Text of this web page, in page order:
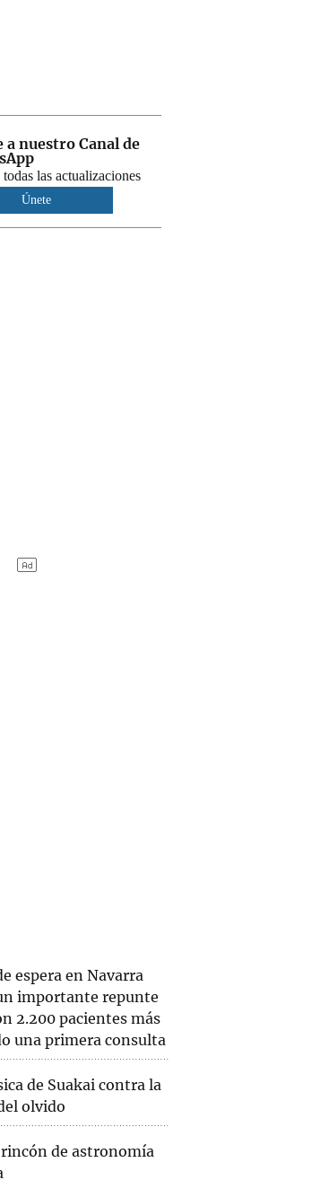
a nuestro Canal de
las actualizaciones
Únete
espera en Navarra
importante repunte
2.200 pacientes más
una primera consulta
de Suakai contra la
olvido
de astronomía